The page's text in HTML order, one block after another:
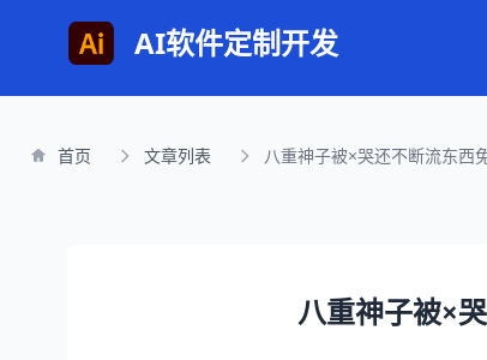
AI软件定制开发
首页 文章列表 八重神子被×哭还不断流东西
八重神子被×